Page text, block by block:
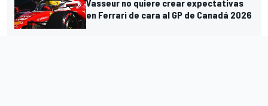
Vasseur no quiere crear expectativas
en Ferrari de cara al GP de Canadá 2026